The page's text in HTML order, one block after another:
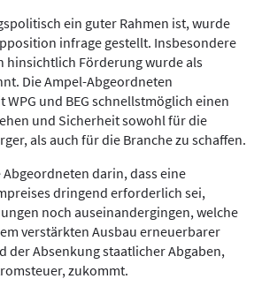
ein guter Rahmen ist, wurde
infrage gestellt. Insbesondere
hinsichtlich Förderung wurde als
Die Ampel-Abgeordneten
und BEG schnellstmöglich einen
und Sicherheit sowohl für die
als auch für die Branche zu schaffen.
darin, dass eine
dringend erforderlich sei,
noch auseinandergingen, welche
verstärkten Ausbau erneuerbarer
der Absenkung staatlicher Abgaben,
zukommt.